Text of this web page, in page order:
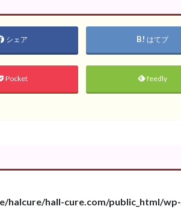
シェア はてブ
Pocket feedly
halcure/hall-cure.com/public_html/wp-